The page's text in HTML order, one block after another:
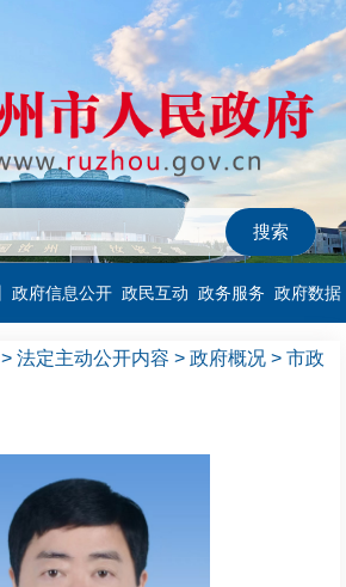
政府信息公开 政民互动 政务服务 政府数据
> 法定主动公开内容 > 政府概况 > 市政